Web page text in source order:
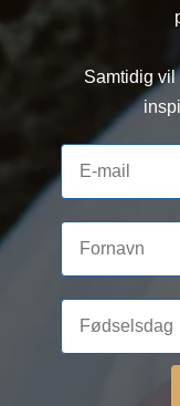
Samtidig vil